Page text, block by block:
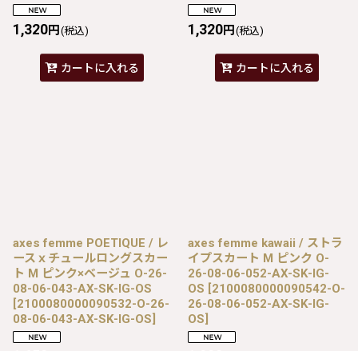
1,320円 (税込)
カートに入れる
1,320円 (税込)
カートに入れる
axes femme POETIQUE / レ
ースｘチュールロングスカー
ト M ピンク×ベージュ O-26-
08-06-043-AX-SK-IG-OS
[2100080000090532-O-26-
08-06-043-AX-SK-IG-OS]
axes femme kawaii / ストラ
イプスカート M ピンク O-
26-08-06-052-AX-SK-IG-
OS [2100080000090542-O-
26-08-06-052-AX-SK-IG-
OS]